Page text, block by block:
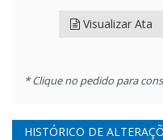
Visualizar Ata
* Clique no pedido para
HISTÓRICO DE